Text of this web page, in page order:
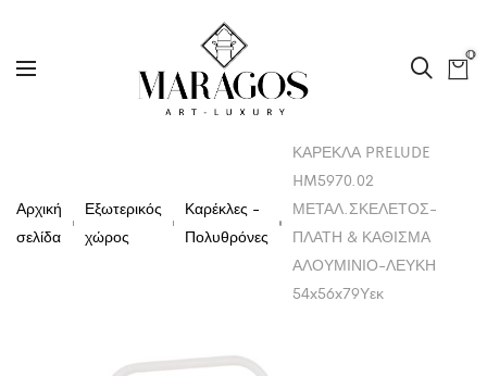
0
Αρχική
σελίδα
Εξωτερικός
χώρος
Καρέκλες -
Πολυθρόνες
ΚΑΡΕΚΛΑ PRELUDE
HM5970.02
ΜΕΤΑΛ.ΣΚΕΛΕΤΟΣ-
ΠΛΑΤΗ & ΚΑΘΙΣΜΑ
ΑΛΟΥΜΙΝΙΟ-ΛΕΥΚΗ
54x56x79Υεκ